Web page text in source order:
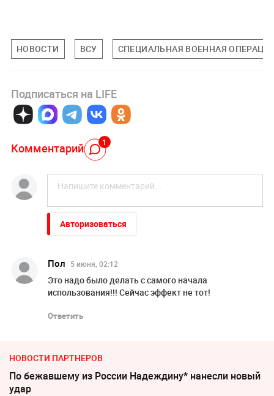
НОВОСТИ ВСУ СПЕЦИАЛЬНАЯ ВОЕННАЯ
Подписаться на LIFE
Комментарий 1
Авторизоваться
Пол 5 июня, 02:12
Это надо было делать с самого начала
использования!!! Сейчас эффект не тот!
Ответить
НОВОСТИ ПАРТНЕРОВ
По бежавшему из России Надеждину* нанесли новый
удар